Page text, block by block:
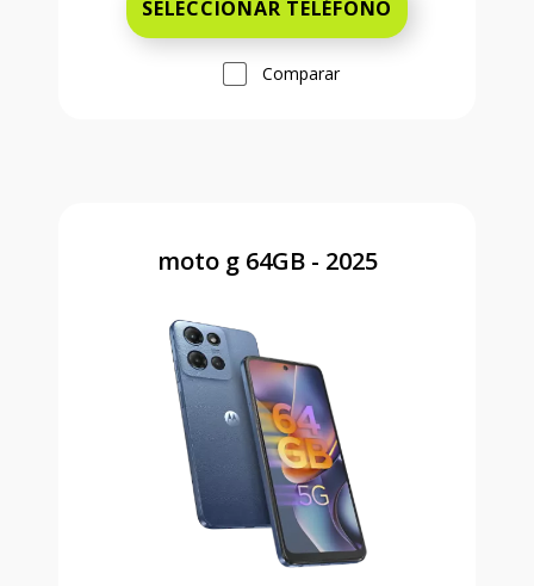
SELECCIONAR TELÉFONO
Comparar
moto g 64GB - 2025